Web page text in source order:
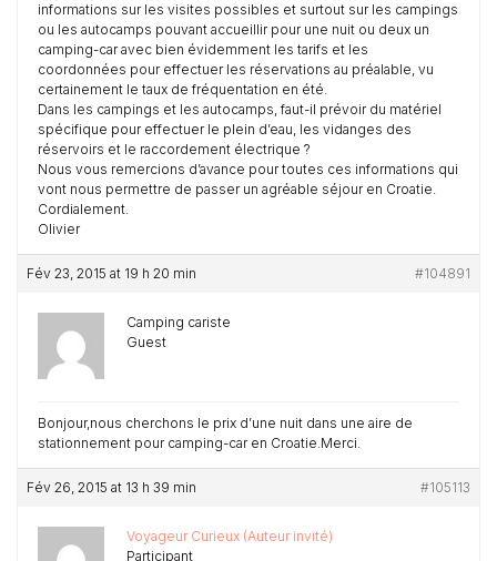
informations sur les visites possibles et surtout sur les campings
ou les autocamps pouvant accueillir pour une nuit ou deux un
camping-car avec bien évidemment les tarifs et les
coordonnées pour effectuer les réservations au préalable, vu
certainement le taux de fréquentation en été.
Dans les campings et les autocamps, faut-il prévoir du matériel
spécifique pour effectuer le plein d’eau, les vidanges des
réservoirs et le raccordement électrique ?
Nous vous remercions d’avance pour toutes ces informations qui
vont nous permettre de passer un agréable séjour en Croatie.
Cordialement.
Olivier
Fév 23, 2015 at 19 h 20 min #104891
Camping cariste
Guest
Bonjour,nous cherchons le prix d’une nuit dans une aire de
stationnement pour camping-car en Croatie.Merci.
Fév 26, 2015 at 13 h 39 min #105113
Voyageur Curieux (Auteur invité)
Participant